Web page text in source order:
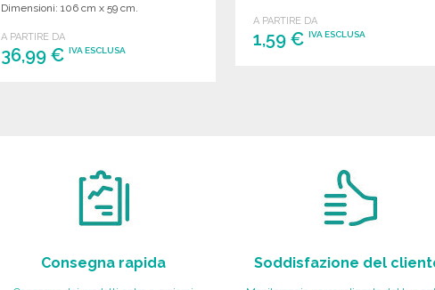
Dimensioni: 106 cm x 59 cm.
A PARTIRE DA
36,99 €IVA ESCLUSA
A PARTIRE DA
1,59 €IVA ESCLUSA
Consegna rapida Soddisfazione del